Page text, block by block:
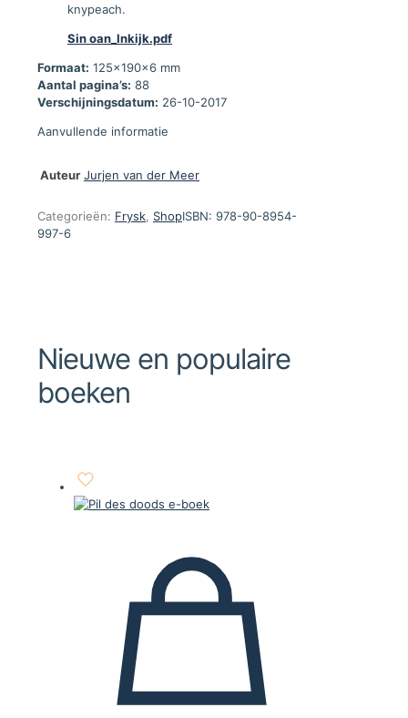
knypeach.
Sin oan_Inkijk.pdf
Formaat: 125x190x6 mm
Aantal pagina’s: 88
Verschijningsdatum: 26-10-2017
Aanvullende informatie
Auteur Jurjen van der Meer
Categorieën: Frysk ShopISBN: 978-90-8954-
997-6
Nieuwe en populaire
boeken